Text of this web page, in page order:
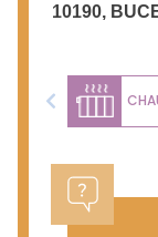
10190,
Previous